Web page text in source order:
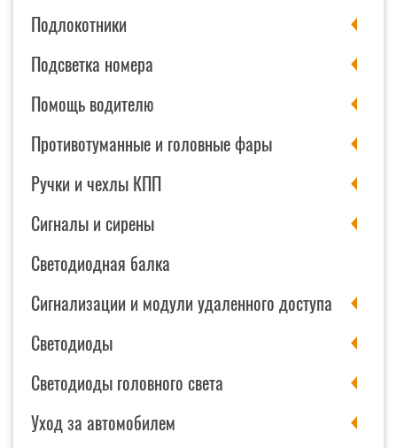
Подлокотники
Подсветка номера
Помощь водителю
Противотуманные и головные фары
Ручки и чехлы КПП
Сигналы и сирены
Светодиодная балка
Сигнализации и модули удаленного доступа
Светодиоды
Светодиоды головного света
Уход за автомобилем